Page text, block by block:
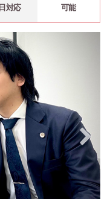
対応 可能